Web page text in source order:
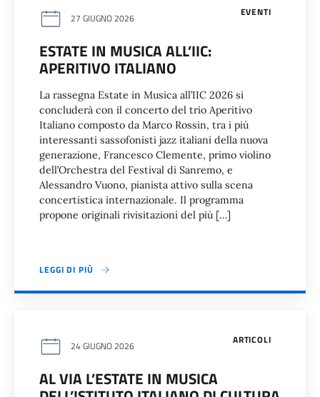
EVENTI
27 GIUGNO 2026
ESTATE IN MUSICA ALL’IIC:
APERITIVO ITALIANO
La rassegna Estate in Musica all’IIC 2026 si
concluderà con il concerto del trio Aperitivo
Italiano composto da Marco Rossin, tra i più
interessanti sassofonisti jazz italiani della nuova
generazione, Francesco Clemente, primo violino
dell’Orchestra del Festival di Sanremo, e
Alessandro Vuono, pianista attivo sulla scena
concertistica internazionale. Il programma
propone originali rivisitazioni del più […]
LEGGI DI PIÙ
ARTICOLI
24 GIUGNO 2026
AL VIA L’ESTATE IN MUSICA